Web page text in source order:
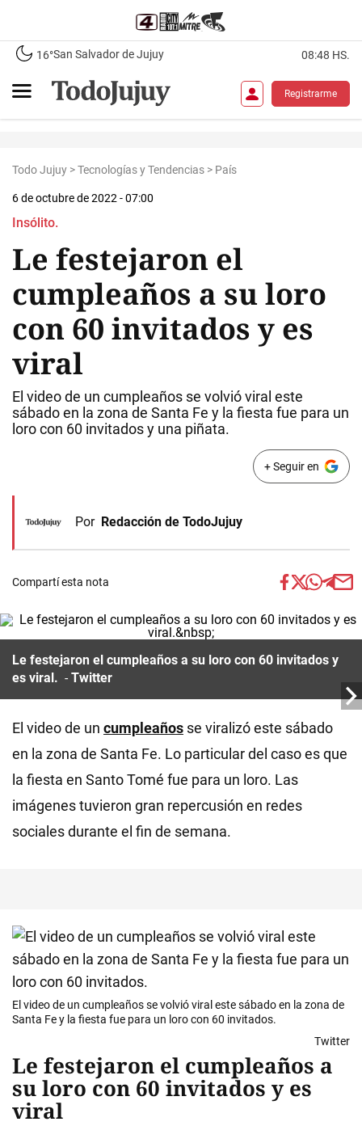
16°San Salvador de Jujuy 08:48 HS.
Registrarme
Todo Jujuy >Tecnologías y Tendencias > País
6 de octubre de 2022 - 07:00
Insólito.
Le festejaron el
cumpleaños a su loro
con 60 invitados y es
viral
El video de un cumpleaños se volvió viral este
sábado en la zona de Santa Fe y la fiesta fue para un
loro con 60 invitados y una piñata.
+ Seguir en
Por Redacción de TodoJujuy
Compartí esta nota
Le festejaron el cumpleaños a su loro con 60 invitados y
es viral.
Twitter
El video de un cumpleaños se viralizó este sábado
en la zona de Santa Fe. Lo particular del caso es que
la fiesta en Santo Tomé fue para un loro. Las
imágenes tuvieron gran repercusión en redes
sociales durante el fin de semana.
El video de un cumpleaños se volvió viral este sábado en la zona de
Santa Fe y la fiesta fue para un loro con 60 invitados.
Twitter
Le festejaron el cumpleaños a
su loro con 60 invitados y es
viral